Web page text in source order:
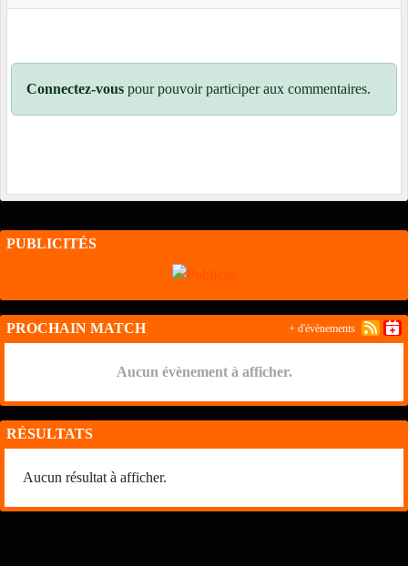
Connectez-vous pour pouvoir participer aux commentaires.
PUBLICITÉS
PROCHAIN MATCH
Aucun évènement à afficher.
+ d'évènements
RÉSULTATS
Aucun résultat à afficher.